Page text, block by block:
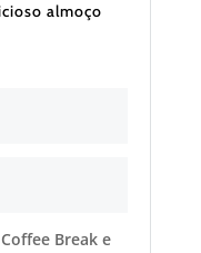
almoço
Break e